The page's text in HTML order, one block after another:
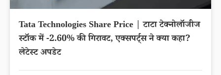
Tata Technologies Share Price | टाटा टेक्नोलॉजीज
स्टॉक में -2.60% की गिरावट, एक्सपर्ट्स ने क्या कहा?
लेटेस्ट अपडेट